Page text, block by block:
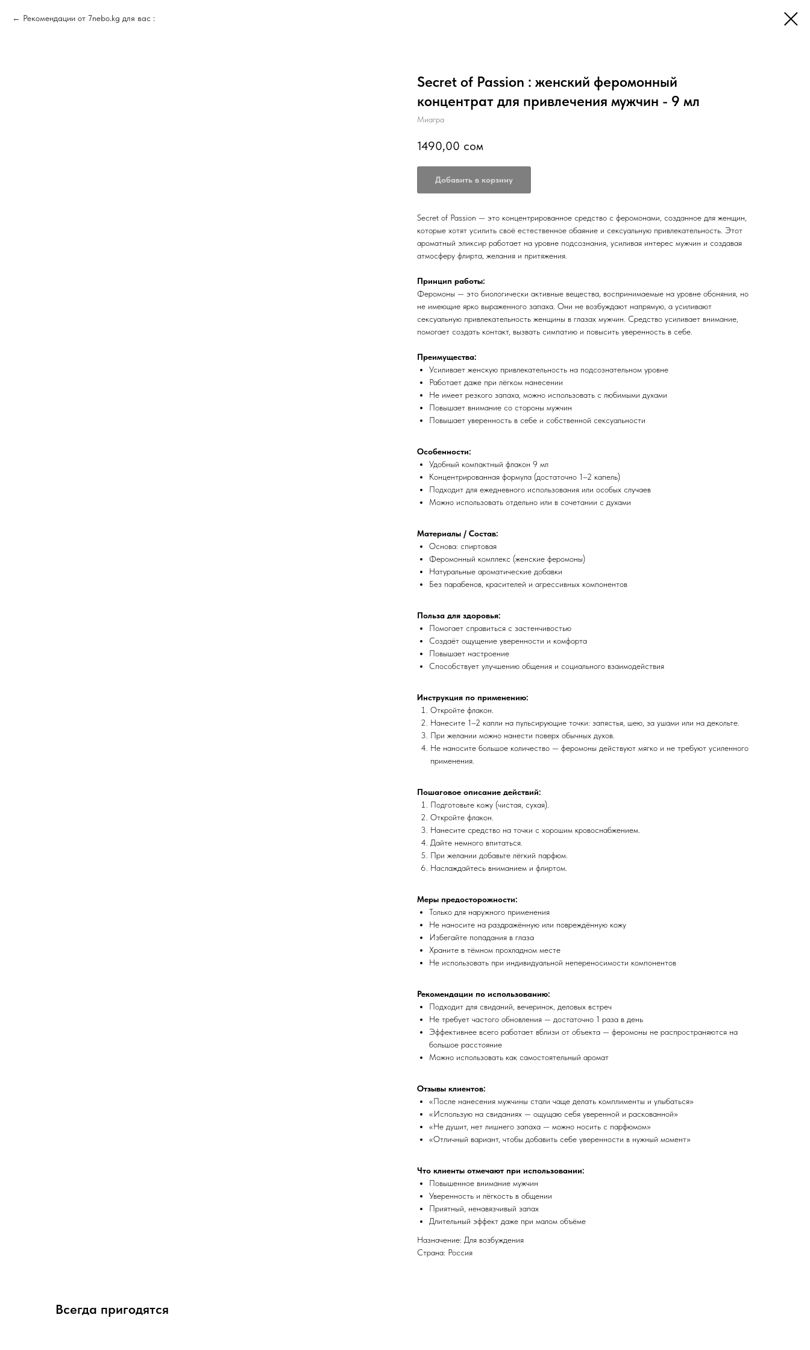
Рекомендации от 7nebo.kg для вас :
Secret of Passion : женский феромонный
концентрат для привлечения мужчин - 9 мл
Миагра
1490,00 сом
Добавить в корзину
Secret of Passion — это концентрированное средство с феромонами, созданное для женщин,
которые хотят усилить своё естественное обаяние и сексуальную привлекательность. Этот
ароматный эликсир работает на уровне подсознания, усиливая интерес мужчин и создавая
атмосферу флирта, желания и притяжения.
Принцип работы:
Феромоны — это биологически активные вещества, воспринимаемые на уровне обоняния, но
не имеющие ярко выраженного запаха. Они не возбуждают напрямую, а усиливают
сексуальную привлекательность женщины в глазах мужчин. Средство усиливает внимание,
помогает создать контакт, вызвать симпатию и повысить уверенность в себе.
Преимущества:
Усиливает женскую привлекательность на подсознательном уровне
Работает даже при лёгком нанесении
Не имеет резкого запаха, можно использовать с любимыми духами
Повышает внимание со стороны мужчин
Повышает уверенность в себе и собственной сексуальности
Особенности:
Удобный компактный флакон 9 мл
Концентрированная формула (достаточно 1–2 капель)
Подходит для ежедневного использования или особых случаев
Можно использовать отдельно или в сочетании с духами
Материалы / Состав:
Основа: спиртовая
Феромонный комплекс (женские феромоны)
Натуральные ароматические добавки
Без парабенов, красителей и агрессивных компонентов
Польза для здоровья:
Помогает справиться с застенчивостью
Создаёт ощущение уверенности и комфорта
Повышает настроение
Способствует улучшению общения и социального взаимодействия
Инструкция по применению:
Откройте флакон.
Нанесите 1–2 капли на пульсирующие точки: запястья, шею, за ушами или на декольте.
При желании можно нанести поверх обычных духов.
Не наносите большое количество — феромоны действуют мягко и не требуют усиленного
применения.
Пошаговое описание действий:
Подготовьте кожу (чистая, сухая).
Откройте флакон.
Нанесите средство на точки с хорошим кровоснабжением.
Дайте немного впитаться.
При желании добавьте лёгкий парфюм.
Наслаждайтесь вниманием и флиртом.
Меры предосторожности:
Только для наружного применения
Не наносите на раздражённую или повреждённую кожу
Избегайте попадания в глаза
Храните в тёмном прохладном месте
Не использовать при индивидуальной непереносимости компонентов
Рекомендации по использованию:
Подходит для свиданий, вечеринок, деловых встреч
Не требует частого обновления — достаточно 1 раза в день
Эффективнее всего работает вблизи от объекта — феромоны не распространяются на
большое расстояние
Можно использовать как самостоятельный аромат
Отзывы клиентов:
«После нанесения мужчины стали чаще делать комплименты и улыбаться»
«Использую на свиданиях — ощущаю себя уверенной и раскованной»
«Не душит, нет лишнего запаха — можно носить с парфюмом»
«Отличный вариант, чтобы добавить себе уверенности в нужный момент»
Что клиенты отмечают при использовании:
Повышенное внимание мужчин
Уверенность и лёгкость в общении
Приятный, ненавязчивый запах
Длительный эффект даже при малом объёме
Назначение: Для возбуждения
Страна: Россия
Всегда пригодятся